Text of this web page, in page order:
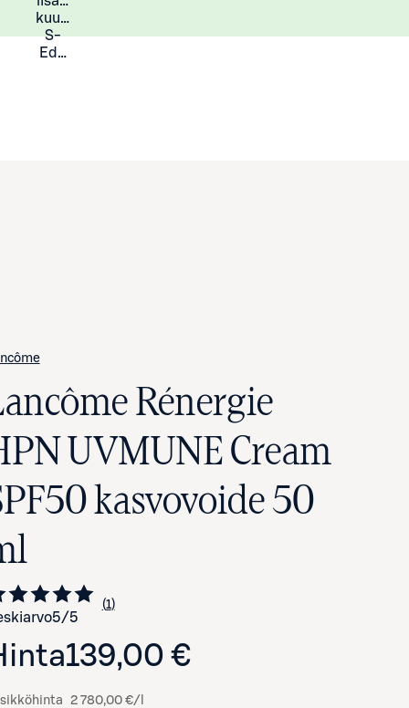
kuukauden
S-
Eduista
Rénergie
UVMUNE Cream
kasvovoide 50
5/5 Siirry arvioihin
1
kappale
139,00 €
2 780,00 €/l